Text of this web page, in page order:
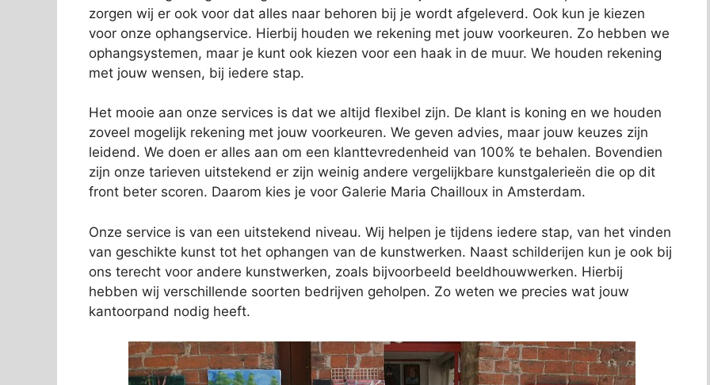
zorgen wij er ook voor dat alles naar behoren bij je wordt afgeleverd. Ook kun je kiezen
voor onze ophangservice. Hierbij houden we rekening met jouw voorkeuren. Zo hebben we
ophangsystemen, maar je kunt ook kiezen voor een haak in de muur. We houden rekening
met jouw wensen, bij iedere stap.
Het mooie aan onze services is dat we altijd flexibel zijn. De klant is koning en we houden
zoveel mogelijk rekening met jouw voorkeuren. We geven advies, maar jouw keuzes zijn
leidend. We doen er alles aan om een klanttevredenheid van 100% te behalen. Bovendien
zijn onze tarieven uitstekend er zijn weinig andere vergelijkbare kunstgalerieën die op dit
front beter scoren. Daarom kies je voor Galerie Maria Chailloux in Amsterdam.
Onze service is van een uitstekend niveau. Wij helpen je tijdens iedere stap, van het vinden
van geschikte kunst tot het ophangen van de kunstwerken. Naast schilderijen kun je ook bij
ons terecht voor andere kunstwerken, zoals bijvoorbeeld beeldhouwwerken. Hierbij
hebben wij verschillende soorten bedrijven geholpen. Zo weten we precies wat jouw
kantoorpand nodig heeft.